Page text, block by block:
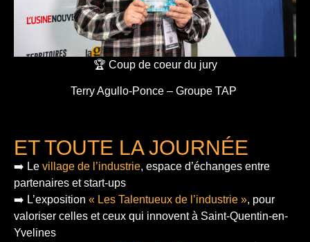
🏆 Coup de coeur du jury
Terry Agullo-Ponce – Groupe TAP
ET TOUTE LA JOURNÉE
➡️ Le village de l’industrie, espace d’échanges entre
partenaires et start-ups
➡️ L’exposition « Les Talentueux de l’industrie », pour
valoriser celles et ceux qui innovent à Saint-Quentin-en-
Yvelines